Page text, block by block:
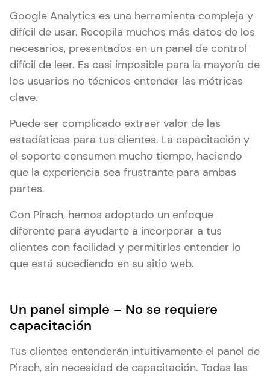
Google Analytics es una herramienta compleja y
difícil de usar. Recopila muchos más datos de los
necesarios, presentados en un panel de control
difícil de leer. Es casi imposible para la mayoría de
los usuarios no técnicos entender las métricas
clave.
Puede ser complicado extraer valor de las
estadísticas para tus clientes. La capacitación y
el soporte consumen mucho tiempo, haciendo
que la experiencia sea frustrante para ambas
partes.
Con Pirsch, hemos adoptado un enfoque
diferente para ayudarte a incorporar a tus
clientes con facilidad y permitirles entender lo
que está sucediendo en su sitio web.
Un panel simple – No se requiere
capacitación
Tus clientes entenderán intuitivamente el panel de
Pirsch, sin necesidad de capacitación. Todas las